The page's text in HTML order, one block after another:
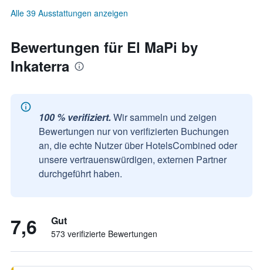
Alle 39 Ausstattungen anzeigen
Bewertungen für El MaPi by
Inkaterra
100 % verifiziert. Wir sammeln und zeigen
Bewertungen nur von verifizierten Buchungen
an, die echte Nutzer über HotelsCombined oder
unsere vertrauenswürdigen, externen Partner
durchgeführt haben.
7,6 Gut
573 verifizierte Bewertungen